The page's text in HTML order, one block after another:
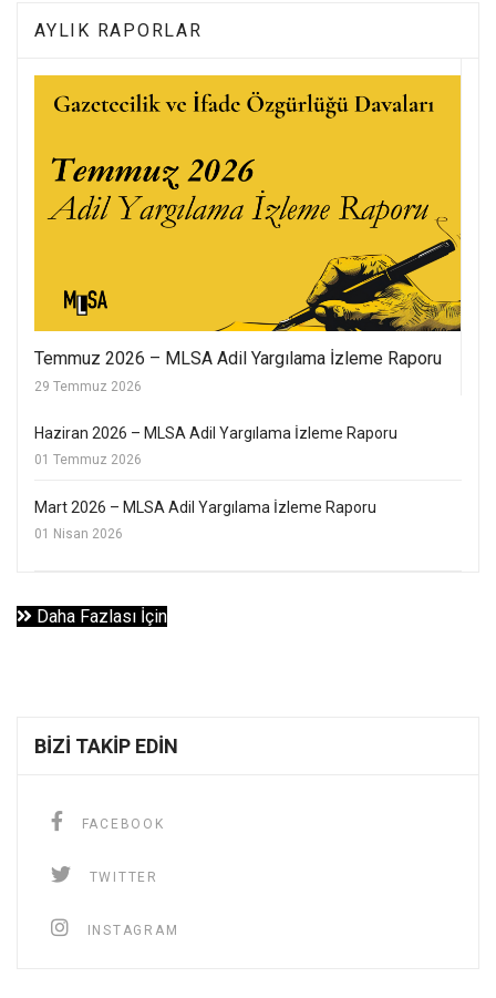
AYLIK RAPORLAR
Temmuz 2026 – MLSA Adil Yargılama İzleme Raporu
29 Temmuz 2026
Haziran 2026 – MLSA Adil Yargılama İzleme Raporu
01 Temmuz 2026
Mart 2026 – MLSA Adil Yargılama İzleme Raporu
01 Nisan 2026
Daha Fazlası İçin
BIZI TAKIP EDIN
FACEBOOK
TWITTER
INSTAGRAM